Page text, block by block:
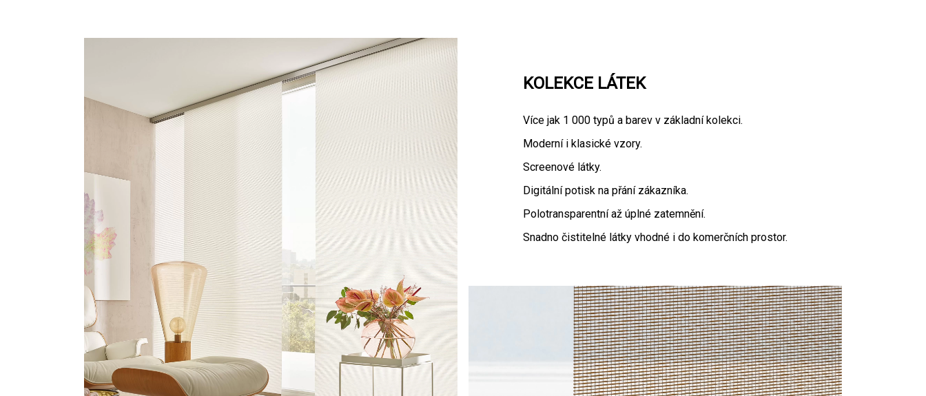
KOLEKCE LÁTEK
Více jak 1 000 typů a barev v základní kolekci.
Moderní i klasické vzory.
Screenové látky.
Digitální potisk na přání zákazníka.
Polotransparentní až úplné zatemnění.
Snadno čistitelné látky vhodné i do komerčních prostor.